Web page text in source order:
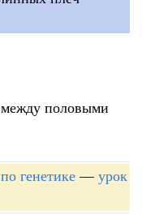
половыми
генетике — урок